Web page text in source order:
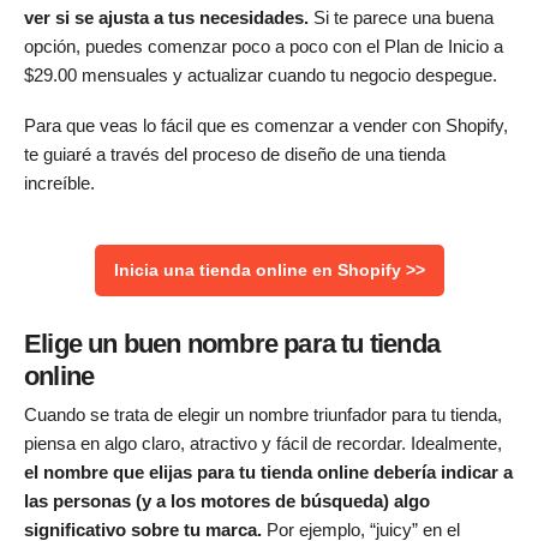
ver si se ajusta a tus necesidades. Si te parece una buena
opción, puedes comenzar poco a poco con el Plan de Inicio a
$29.00 mensuales y actualizar cuando tu negocio despegue.
Para que veas lo fácil que es comenzar a vender con Shopify,
te guiaré a través del proceso de diseño de una tienda
increíble.
Inicia una tienda online en Shopify >>
Elige un buen nombre para tu tienda
online
Cuando se trata de elegir un nombre triunfador para tu tienda,
piensa en algo claro, atractivo y fácil de recordar. Idealmente,
el nombre que elijas para tu tienda online debería indicar a
las personas (y a los motores de búsqueda) algo
significativo sobre tu marca. Por ejemplo, “juicy” en el